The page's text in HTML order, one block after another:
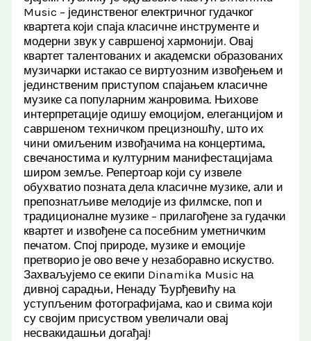
Music – јединственог електричног гудачког
квартета који спаја класичне инструменте и
модерни звук у савршеној хармонији. Овај
квартет талентованих и академски образованих
музичарки истакао се виртуозним извођењем и
јединственим приступом спајањем класичне
музике са популарним жанровима. Њихове
интерпретације одишу емоцијом, елеганцијом и
савршеном техничком прецизношћу, што их
чини омиљеним извођачима на концертима,
свечаностима и културним манифестацијама
широм земље. Репертоар који су извеле
обухватио позната дела класичне музике, али и
препознатљиве мелодије из филмске, поп и
традиционалне музике – прилагођене за гудачки
квартет и извођене са посебним уметничким
печатом. Спој природе, музике и емоције
претворио је ово вече у незаборавно искуство.
Захваљујемо се екипи Dinamika Music на
дивној сарадњи, Ненаду Ђурђевићу на
уступљеним фотографијама, као и свима који
су својим присуством увеличали овај
несвакидашњи догађај!